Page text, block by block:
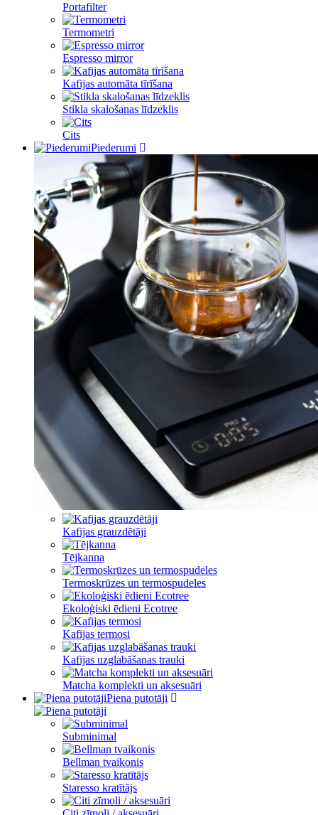
Portafilter
Termometri
Espresso mirror
Kafijas automāta tīrīšana
Stikla skalošanas līdzeklis
Cits
Piederumi
Kafijas grauzdētāji
Tējkanna
Termoskrūzes un termospudeles
Ekoloģiski ēdieni Ecotree
Kafijas termosi
Kafijas uzglabāšanas trauki
Matcha komplekti un aksesuāri
Piena putotāji
Subminimal
Bellman tvaikonis
Staresso kratītājs